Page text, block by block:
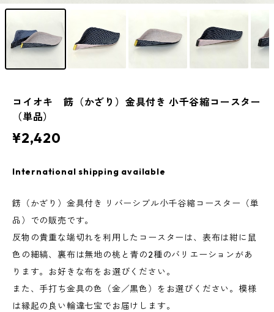
コイオキ 餝（かざり）金具付き 小千谷縮コースター
（単品）
¥2,420
International shipping available
餝（かざり）金具付き リバーシブル小千谷縮コースター（単
品）での販売です。
反物の貴重な端切れを利用したコースターは、表布は紺に鼠
色の細縞、裏布は無地の桃と青の2種のバリエーションがあ
ります。お好きな布をお選びください。
また、手打ち金具の色（金／黒色）をお選びください。模様
は縁起の良い輪違七宝でお届けします。